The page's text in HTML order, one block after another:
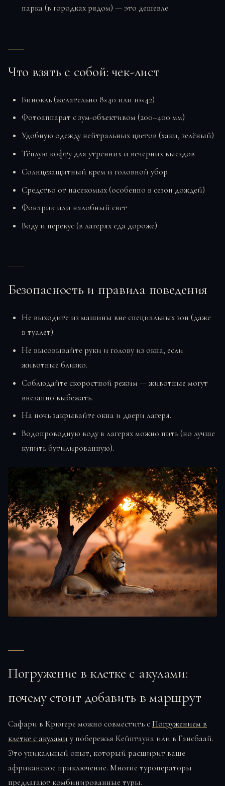
парка (в городках рядом) — это дешевле.
Что взять с собой: чек-лист
Бинокль (желательно 8×40 или 10×42)
Фотоаппарат с зум-объективом (200–400 мм)
Удобную одежду нейтральных цветов (хаки, зелёный)
Тёплую кофту для утренних и вечерних выездов
Солнцезащитный крем и головной убор
Средство от насекомых (особенно в сезон дождей)
Фонарик или налобный свет
Воду и перекус (в лагерях еда дороже)
Безопасность и правила поведения
Не выходите из машины вне специальных зон (даже
в туалет).
Не высовывайте руки и голову из окна, если
животные близко.
Соблюдайте скоростной режим — животные могут
внезапно выбежать.
На ночь закрывайте окна и двери лагеря.
Водопроводную воду в лагерях можно пить (но лучше
купить бутилированную).
Погружение в клетке с акулами:
почему стоит добавить в маршрут
Сафари в Крюгере можно совместить сПогружением в
клетке с акулами у побережья Кейптауна или в Гансбаай.
Это уникальный опыт, который расширит ваше
африканское приключение. Многие туроператоры
предлагают комбинированные туры.